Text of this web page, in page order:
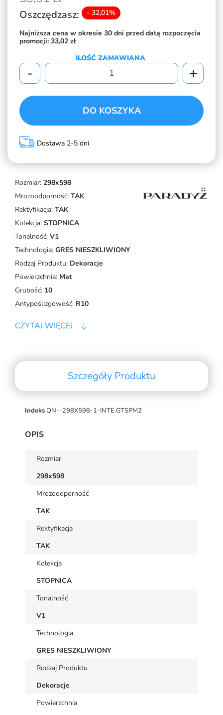
Rozmiar: 298x598
Mrozoodporność: TAK
Rektyfikacja: TAK
Kolekcja: STOPNICA
Tonalność: V1
Technologia: GRES NIESZKLIWIONY
Rodzaj Produktu: Dekoracje
Powierzchnia: Mat
Grubość: 10
Antypoślizgowość: R10
CZYTAJ WIĘCEJ
Oszczędzasz: - 32,01%
Najniższa cena w okresie 30 dni przed datą rozpoczęcia
promocji: 33,02 zł
ILOŚĆ ZAMAWIANA
- +
DO KOSZYKA
Dostawa 2-5 dni
Szczegóły Produktu
IndeksQN--298X598-1-INTE.GTSPM2
OPIS
Rozmiar
298x598
Mrozoodporność
TAK
Rektyfikacja
TAK
Kolekcja
STOPNICA
Tonalność
V1
Technologia
GRES NIESZKLIWIONY
Rodzaj Produktu
Dekoracje
Powierzchnia